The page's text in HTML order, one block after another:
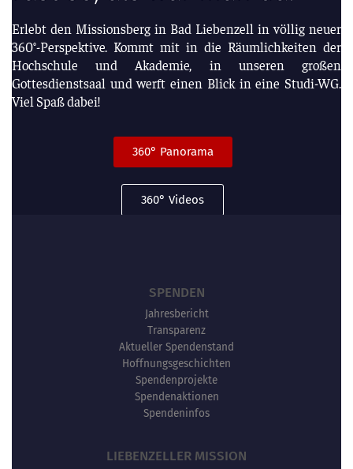
Erlebt den Missionsberg in Bad Liebenzell in völlig neuer
360°-Perspektive. Kommt mit in die Räumlichkeiten der
Hochschule und Akademie, in unseren großen
Gottesdienstsaal und werft einen Blick in eine Studi-WG.
Viel Spaß dabei!
360° Panorama
360° Videos
SPENDEN
Jahresbericht
Transparenz
Aktueller Spendenstand
Hoffnungsgeschichten
Spendenprojekte
Spendenaktionen
Spendeninfos
LIEBENZELLER MISSION